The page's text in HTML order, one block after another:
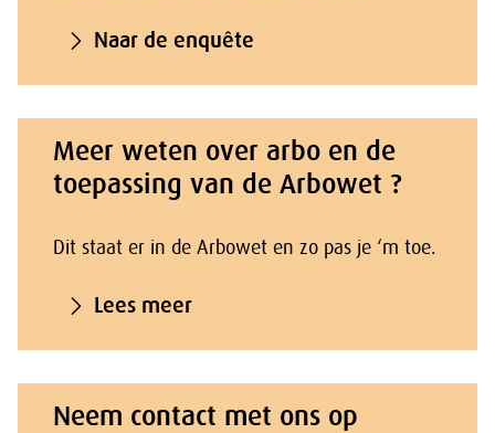
Naar de enquête
Meer weten over arbo en de
toepassing van de Arbowet ?
Dit staat er in de Arbowet en zo pas je ‘m toe.
Lees meer
Neem contact met ons op